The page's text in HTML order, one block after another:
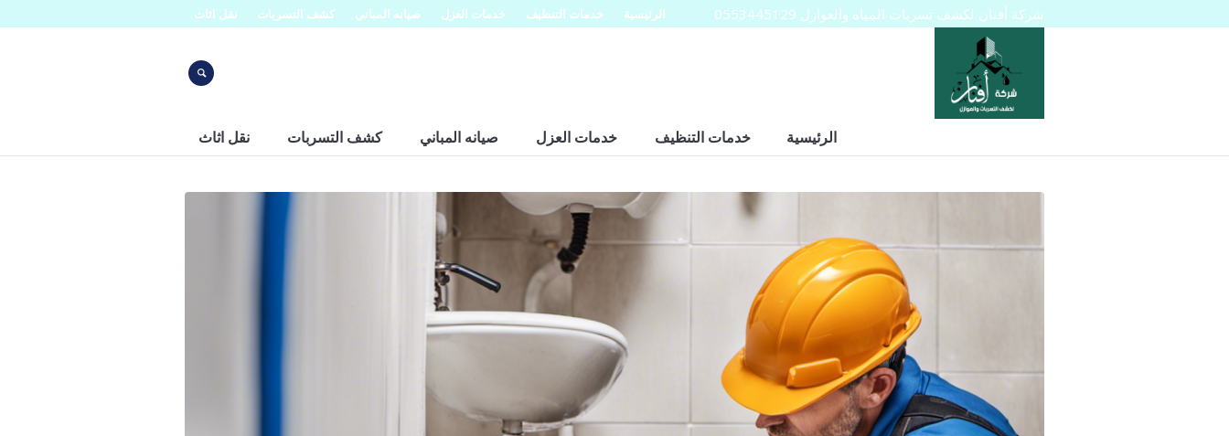
الرئيسية خدمات التنظيف خدمات العزل صيانه المباني كشف التسربات نقل اثاث شركة أفنان لكشف تسربات المياه والعوازل 0553445129
الرئيسية خدمات التنظيف خدمات العزل صيانه المباني كشف التسربات نقل اثاث